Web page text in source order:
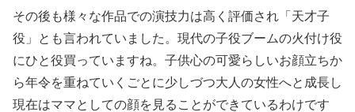
その後も様々な作品での演技力は高く評価され「天才子
役」とも言われていました。現代の子役ブームの火付け役
にひと役買っていますね。子供心の可愛らしいお顔立ちか
ら年令を重ねていくごとに少しづつ大人の女性へと成長し
現在はママとしての顔を見ることができているわけです